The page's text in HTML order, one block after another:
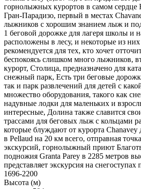
горнолыжных курортов в самом сердце
Гран-Парадизо, первый в местах
лыжников с хорошим знанием лыж и
1 беговой дорожке для лагеря школы и
расположены в лесу, и некоторые из
рекомендуется для тех, кто хочет
беспокоясь слишком много лыжников,
курорт, Столица, предназначено для
снежный парк, Есть три беговые
так и парк развлечений для детей с
множество оборудования, такого как
надувные лодки для маленьких и
интересные, Долина также славится
трассами для беговых лыж с кольцами
которые блуждают от курорта Chanavey
в Pellaud на 20 км всего, отправная
экскурсий, горнолыжный приют
подножия Granta Parey в 2285 метров
представляет экскурсия на
1696-2200
Высота (м)